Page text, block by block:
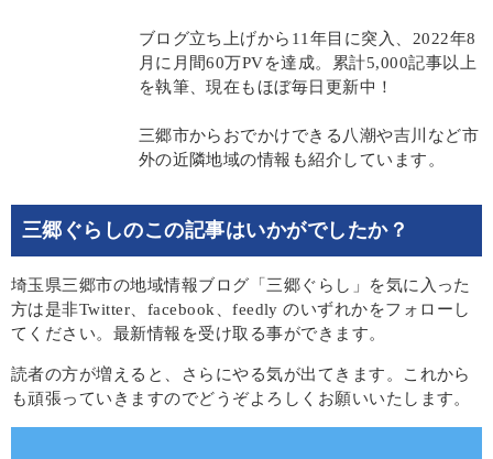
ブログ立ち上げから11年目に突入、2022年8
月に月間60万PVを達成。累計5,000記事以上
を執筆、現在もほぼ毎日更新中！
三郷市からおでかけできる八潮や吉川など市
外の近隣地域の情報も紹介しています。
三郷ぐらしのこの記事はいかがでしたか？
埼玉県三郷市の地域情報ブログ「三郷ぐらし」を気に入った
方は是非Twitter、facebook、feedly のいずれかをフォローし
てください。最新情報を受け取る事ができます。
読者の方が増えると、さらにやる気が出てきます。これから
も頑張っていきますのでどうぞよろしくお願いいたします。